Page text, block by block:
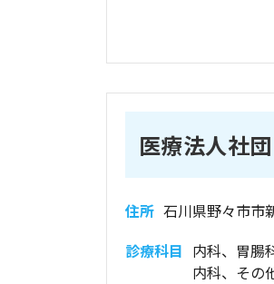
医療法人社
住所 石川県野々市市
診療科目 内科、胃腸
内科、その